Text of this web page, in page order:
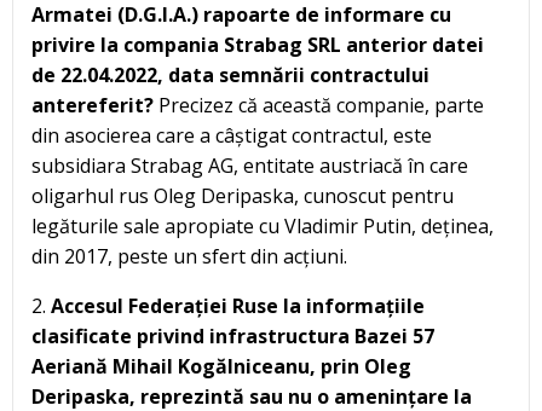
Armatei (D.G.I.A.) rapoarte de informare cu
privire la compania Strabag SRL anterior datei
de 22.04.2022, data semnării contractului
antereferit? Precizez că această companie, parte
din asocierea care a câștigat contractul, este
subsidiara Strabag AG, entitate austriacă în care
oligarhul rus Oleg Deripaska, cunoscut pentru
legăturile sale apropiate cu Vladimir Putin, deținea,
din 2017, peste un sfert din acțiuni.
2. Accesul Federației Ruse la informațiile
clasificate privind infrastructura Bazei 57
Aeriană Mihail Kogălniceanu, prin Oleg
Deripaska, reprezintă sau nu o amenințare la